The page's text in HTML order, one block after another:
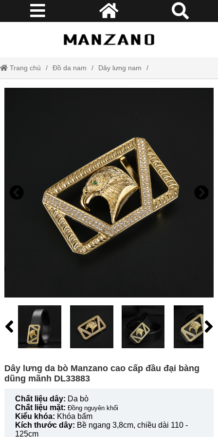
Trang chủ Đồ da nam Dây lưng nam
Dây lưng da bò Manzano cao cấp đầu đại bàng dũng mãnh DL33883
Dây lưng da bò Manzano cao cấp đầu đại bàng
dũng mãnh DL33883
Chất liệu dây: Da bò
Chất liệu mặt: Đồng nguyên khối
Kiểu khóa: Khóa bấm
Kích thước dây: Bề ngang 3,8cm, chiều dài 110 -
125cm